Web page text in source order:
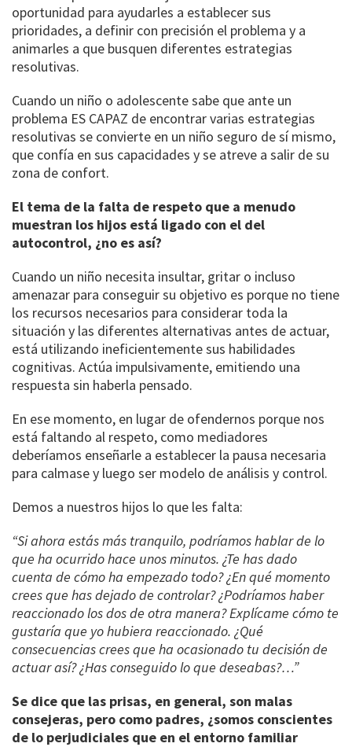
oportunidad para ayudarles a establecer sus
prioridades, a definir con precisión el problema y a
animarles a que busquen diferentes estrategias
resolutivas.
Cuando un niño o adolescente sabe que ante un
problema ES CAPAZ de encontrar varias estrategias
resolutivas se convierte en un niño seguro de sí mismo,
que confía en sus capacidades y se atreve a salir de su
zona de confort.
El tema de la falta de respeto que a menudo
muestran los hijos está ligado con el del
autocontrol, ¿no es así?
Cuando un niño necesita insultar, gritar o incluso
amenazar para conseguir su objetivo es porque no tiene
los recursos necesarios para considerar toda la
situación y las diferentes alternativas antes de actuar,
está utilizando ineficientemente sus habilidades
cognitivas. Actúa impulsivamente, emitiendo una
respuesta sin haberla pensado.
En ese momento, en lugar de ofendernos porque nos
está faltando al respeto, como mediadores
deberíamos enseñarle a establecer la pausa necesaria
para calmase y luego ser modelo de análisis y control.
Demos a nuestros hijos lo que les falta:
“Si ahora estás más tranquilo, podríamos hablar de lo
que ha ocurrido hace unos minutos. ¿Te has dado
cuenta de cómo ha empezado todo? ¿En qué momento
crees que has dejado de controlar? ¿Podríamos haber
reaccionado los dos de otra manera? Explícame cómo te
gustaría que yo hubiera reaccionado. ¿Qué
consecuencias crees que ha ocasionado tu decisión de
actuar así? ¿Has conseguido lo que deseabas?…”
Se dice que las prisas, en general, son malas
consejeras, pero como padres, ¿somos conscientes
de lo perjudiciales que en el entorno familiar